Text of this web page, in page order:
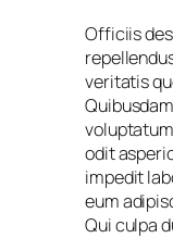
Officiis
veritatis
odit
impedit
eum
Qui culpa